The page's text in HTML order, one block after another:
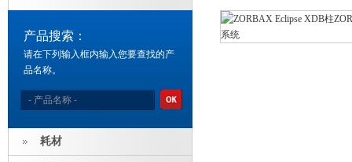
产品搜索：
请在下列输入框内输入您要查找的产
品名称。
耗材